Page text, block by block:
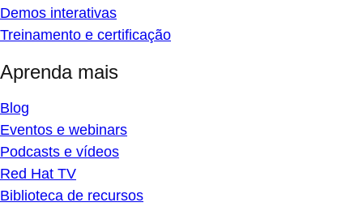
Demos interativas
Treinamento e certificação
Aprenda mais
Blog
Eventos e webinars
Podcasts e vídeos
Red Hat TV
Biblioteca de recursos